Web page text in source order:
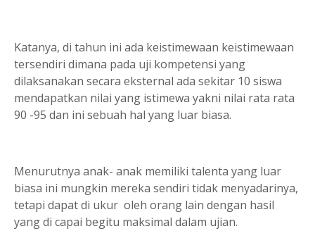
Katanya, di tahun ini ada keistimewaan keistimewaan
tersendiri dimana pada uji kompetensi yang
dilaksanakan secara eksternal ada sekitar 10 siswa
mendapatkan nilai yang istimewa yakni nilai rata rata
90 -95 dan ini sebuah hal yang luar biasa.
Menurutnya anak- anak memiliki talenta yang luar
biasa ini mungkin mereka sendiri tidak menyadarinya,
tetapi dapat di ukur oleh orang lain dengan hasil
yang di capai begitu maksimal dalam ujian.